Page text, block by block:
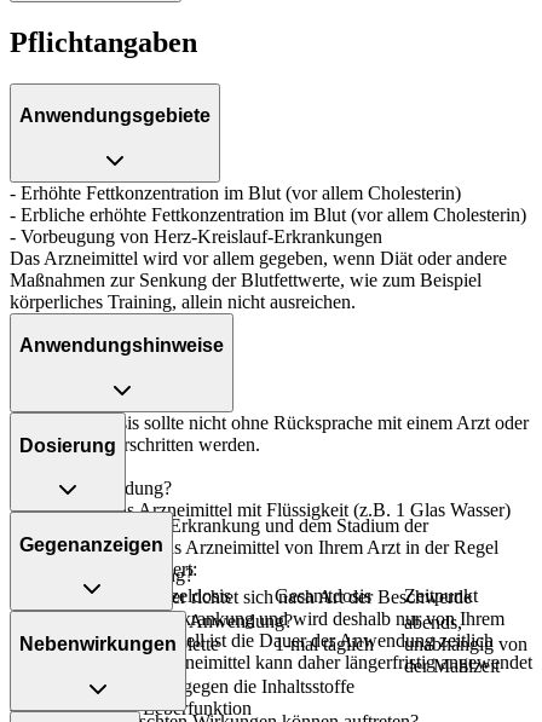
Pflichtangaben
Anwendungsgebiete
- Erhöhte Fettkonzentration im Blut (vor allem Cholesterin)
- Erbliche erhöhte Fettkonzentration im Blut (vor allem Cholesterin)
- Vorbeugung von Herz-Kreislauf-Erkrankungen
Das Arzneimittel wird vor allem gegeben, wenn Diät oder andere
Maßnahmen zur Senkung der Blutfettwerte, wie zum Beispiel
körperliches Training, allein nicht ausreichen.
Anwendungshinweise
Die Gesamtdosis sollte nicht ohne Rücksprache mit einem Arzt oder
Apotheker überschritten werden.
Art der Anwendung?
Nehmen Sie das Arzneimittel mit Flüssigkeit (z.B. 1 Glas Wasser)
Dauer der Anwendung?
Die Anwendungsdauer richtet sich nach Art der Beschwerde
und/oder Dauer der Erkrankung und wird deshalb nur von Ihrem
Arzt bestimmt. Prinzipiell ist die Dauer der Anwendung zeitlich
nicht begrenzt, das Arzneimittel kann daher längerfristig angewendet
Dosierung
Abhängig von Ihrer Erkrankung und dem Stadium der
Behandlung, wird das Arzneimittel von Ihrem Arzt in der Regel
folgendermaßen dosiert:
Personenkreis
Einzeldosis Gesamtdosis Zeitpunkt
Erwachsene 1 Tablette 1-mal täglich
abends,
unabhängig von
der Mahlzeit
Gegenanzeigen
Was spricht gegen eine Anwendung?
- Überempfindlichkeit gegen die Inhaltsstoffe
- Eingeschränkte Leberfunktion
Nebenwirkungen